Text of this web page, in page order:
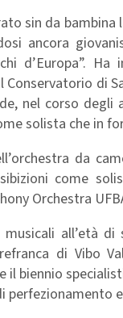
sin da
ancora
d’Europa”.
di
nel corso degli
solista che in
da
come
Orchestra
all’età
di Vibo
il biennio
perfezionamento